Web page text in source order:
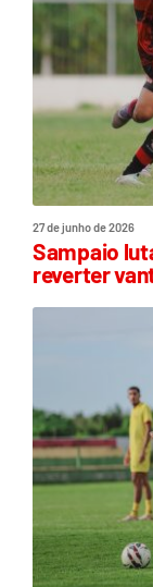
27 de junho de 2026
Sampaio
reverter